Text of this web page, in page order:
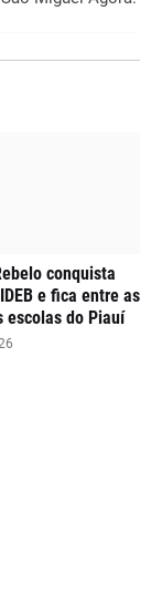
conquista
e fica entre as
escolas do Piauí